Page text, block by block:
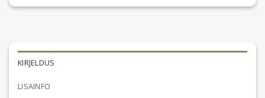
KIRJELDUS
LISAINFO